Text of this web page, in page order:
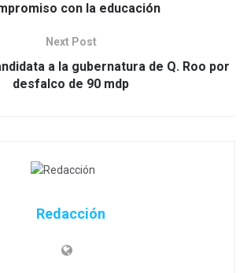
con la educación
Next Post
a la gubernatura de Q. Roo por
desfalco de 90 mdp
Redacción